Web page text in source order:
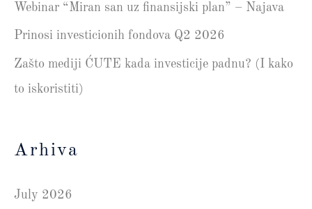
Webinar “Miran san uz finansijski plan” – Najava
Prinosi investicionih fondova Q2 2026
Zašto mediji ĆUTE kada investicije padnu? (I kako
to iskoristiti)
Arhiva
July 2026